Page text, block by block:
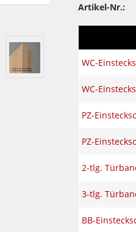
Artikel-Nr.:
WC-
WC-
PZ-
PZ-
2-tlg.
3-tlg.
BB-